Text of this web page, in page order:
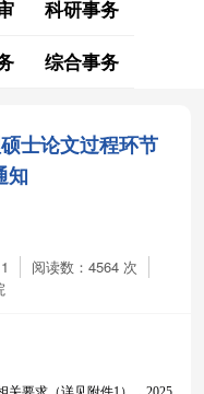
科研事务
综合事务
士论文过程环节
知
阅读数： 4564 次